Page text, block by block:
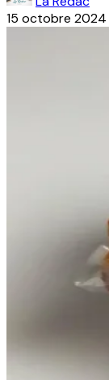
15 octobre 2024